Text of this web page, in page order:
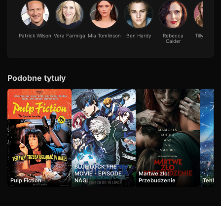
Patrick Wilson Vera Farmiga Mia Tomlinson Ben Hardy
Rebecca
Calder
Tilly Walker
Podobne tytuły
Pulp Fiction
BLUE LOCK THE
MOVIE - EPISODE
NAGI
Martwe zło:
Przebudzenie
Tenki